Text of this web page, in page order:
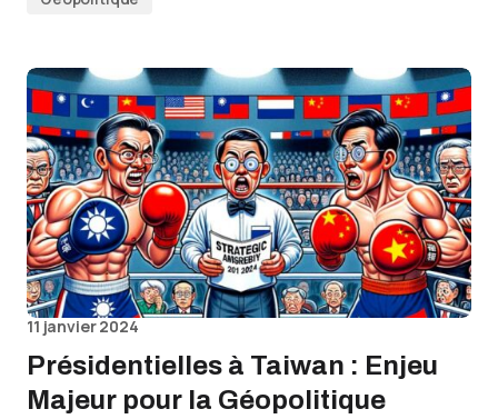
11 janvier 2024
Présidentielles à Taiwan : Enjeu
Majeur pour la Géopolitique